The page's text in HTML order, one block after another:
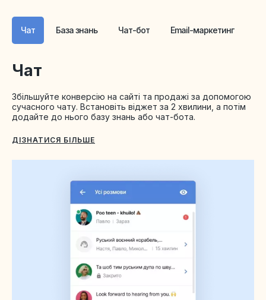
Чат База знань Чат-бот Email-маркетинг
Чат
Збільшуйте конверсію на сайті та продажі за допомогою
сучасного чату. Встановіть віджет за 2 хвилини, а потім
додайте до нього базу знань або чат-бота.
ДІЗНАТИСЯ БІЛЬШЕ